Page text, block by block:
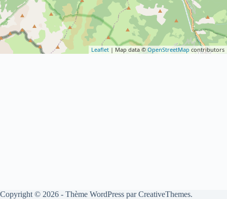
Leaflet | Map data © OpenStreetMap contributors
Copyright © 2026 - Thème WordPress parCreativeThemes.